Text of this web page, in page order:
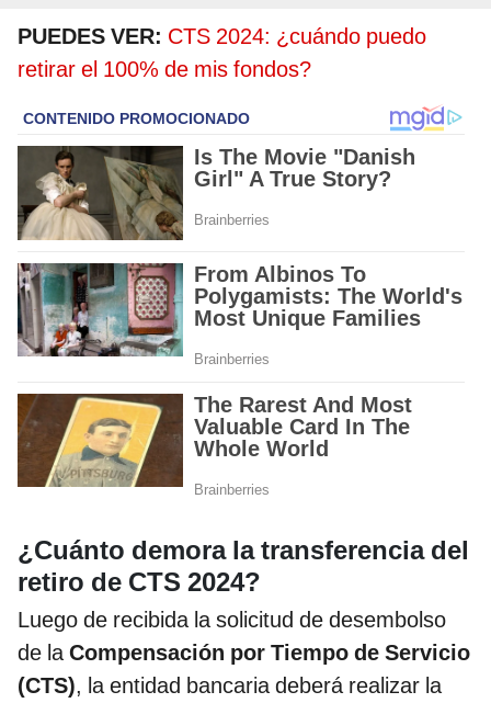
PUEDES VER: CTS 2024: ¿cuándo puedo
retirar el 100% de mis fondos?
¿Cuánto demora la transferencia del
retiro de CTS 2024?
Luego de recibida la solicitud de desembolso
de la Compensación por Tiempo de Servicio
(CTS), la entidad bancaria deberá realizar la